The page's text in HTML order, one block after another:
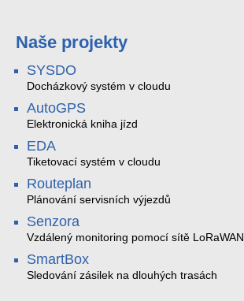
Naše projekty
SYSDO
Docházkový systém v cloudu
AutoGPS
Elektronická kniha jízd
EDA
Tiketovací systém v cloudu
Routeplan
Plánování servisních výjezdů
Senzora
Vzdálený monitoring pomocí sítě LoRaWAN
SmartBox
Sledování zásilek na dlouhých trasách